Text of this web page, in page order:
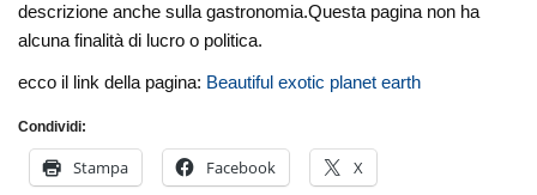
descrizione anche sulla gastronomia.Questa pagina non ha
alcuna finalità di lucro o politica.
ecco il link della pagina: Beautiful exotic planet earth
Condividi:
Stampa Facebook X